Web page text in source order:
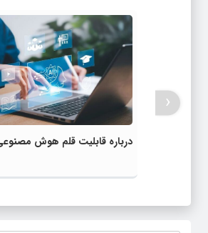
درباره قابلیت قلم هوش
‹